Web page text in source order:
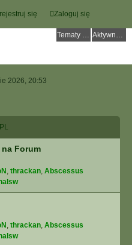
Zaloguj się
się
Tematy bez odpowiedzi Aktywne tematy
2026, 20:53
Forum
, thrackan, Abscessus
, thrackan, Abscessus